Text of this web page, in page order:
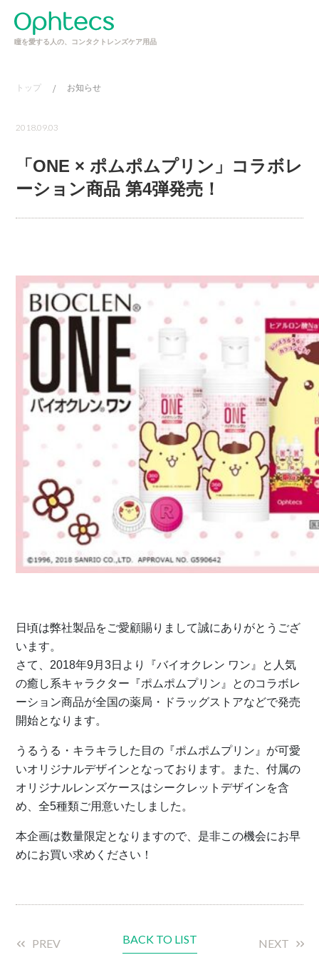
瞳を愛する人の、コンタクトレンズケア用品
トップ / お知らせ
2018.09.03
「ONE × ポムポムプリン」コラボレ
ーション商品 第4弾発売！
日頃は弊社製品をご愛顧賜りまして誠にありがとうござ
います。
さて、2018年9月3日より『バイオクレン ワン』と人気
の癒し系キャラクター『ポムポムプリン』とのコラボレ
ーション商品が全国の薬局・ドラッグストアなどで発売
開始となります。
うるうる・キラキラした目の『ポムポムプリン』が可愛
いオリジナルデザインとなっております。また、付属の
オリジナルレンズケースはシークレットデザインを含
め、全5種類ご用意いたしました。
本企画は数量限定となりますので、是非この機会にお早
めにお買い求めください！
PREV BACK TO LIST NEXT